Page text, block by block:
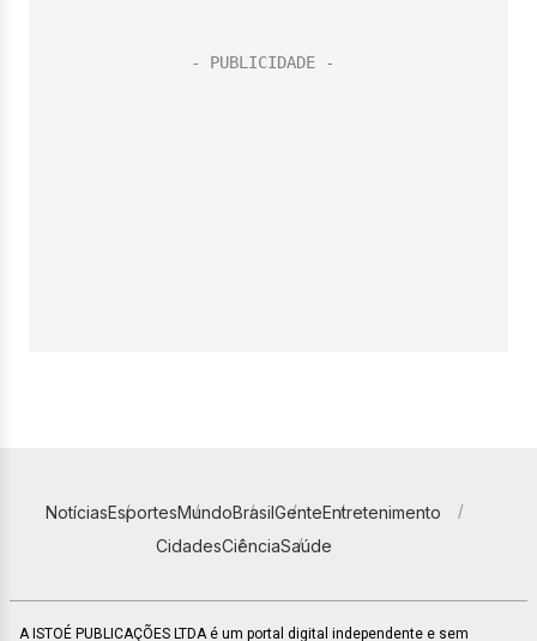
NotíciasEsportesMundoBrasilGenteEntretenimento
CidadesCiênciaSaúde
A ISTOÉ PUBLICAÇÕES LTDA é um portal digital independente e sem